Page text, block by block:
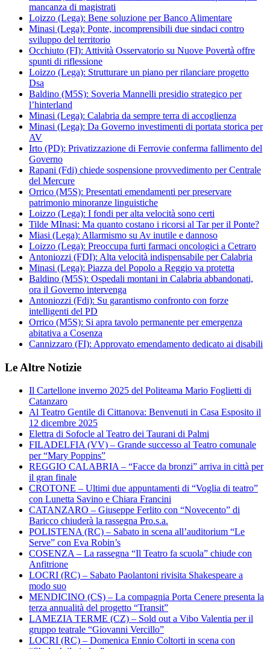
mancanza di magistrati
Loizzo (Lega): Bene soluzione per Banco Alimentare
Minasi (Lega): Ponte, incomprensibili due sindaci contro
sviluppo del territorio
Occhiuto (FI): Attività Osservatorio su Nuove Povertà offre
spunti di riflessione
Loizzo (Lega): Strutturare un piano per rilanciare progetto
Dsa
Baldino (M5S): Soveria Mannelli presidio strategico per
l’hinterland
Minasi (Lega): Calabria da sempre terra di accoglienza
Minasi (Lega): Da Governo investimenti di portata storica per
AV
Irto (PD): Privatizzazione di Ferrovie conferma fallimento del
Governo
Rapani (Fdi) chiede sospensione provvedimento per Centrale
del Mercure
Orrico (M5S): Presentati emendamenti per preservare
patrimonio minoranze linguistiche
Loizzo (Lega): I fondi per alta velocità sono certi
Tilde MInasi: Ma quanto costano i ricorsi al Tar per il Ponte?
Miasi (Lega): Allarmismo su Av inutile e dannoso
Loizzo (Lega): Preoccupa furti farmaci oncologici a Cetraro
Antoniozzi (FDI): Alta velocità indispensabile per Calabria
Minasi (Lega): Piazza del Popolo a Reggio va protetta
Baldino (M5S): Ospedali montani in Calabria abbandonati,
ora il Governo intervenga
Antoniozzi (Fdi): Su garantismo confronto con forze
intelligenti del PD
Orrico (M5S): Si apra tavolo permanente per emergenza
abitativa a Cosenza
Cannizzaro (FI): Approvato emendamento dedicato ai disabili
Le Altre Notizie
Il Cartellone inverno 2025 del Politeama Mario Foglietti di
Catanzaro
Al Teatro Gentile di Cittanova: Benvenuti in Casa Esposito il
12 dicembre 2025
Elettra di Sofocle al Teatro dei Taurani di Palmi
FILADELFIA (VV) – Grande successo al Teatro comunale
per “Mary Poppins”
REGGIO CALABRIA – “Facce da bronzi” arriva in città per
il gran finale
CROTONE – Ultimi due appuntamenti di “Voglia di teatro”
con Lunetta Savino e Chiara Francini
CATANZARO – Giuseppe Ferlito con “Novecento” di
Baricco chiuderà la rassegna Pro.s.a.
POLISTENA (RC) – Sabato in scena all’auditorium “Le
Serve” con Eva Robin’s
COSENZA – La rassegna “Il Teatro fa scuola” chiude con
Anfitrione
LOCRI (RC) – Sabato Paolantoni rivisita Shakespeare a
modo suo
MENDICINO (CS) – La compagnia Porta Cenere presenta la
terza annualità del progetto “Transit”
LAMEZIA TERME (CZ) – Sold out a Vibo Valentia per il
gruppo teatrale “Giovanni Vercillo”
LOCRI (RC) – Domenica Ennio Coltorti in scena con